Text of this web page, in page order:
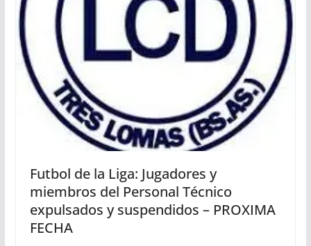
Futbol de la Liga: Jugadores y
miembros del Personal Técnico
expulsados y suspendidos – PROXIMA
FECHA